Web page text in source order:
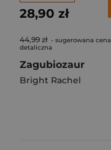
28,90 zł
44,99 zł - sugerowana cena
detaliczna
Zagubiozaur
Bright Rachel